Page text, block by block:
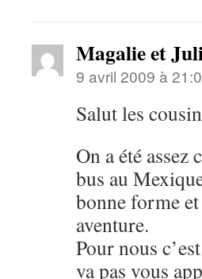
Magalie et
9 avril 2009 à
Salut les
On a été assez
bus au
bonne forme
aventure.
Pour nous
va pas vous